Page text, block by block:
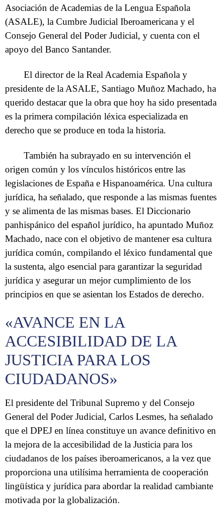
Asociación de Academias de la Lengua Española
(ASALE), la Cumbre Judicial Iberoamericana y el
Consejo General del Poder Judicial, y cuenta con el
apoyo del Banco Santander.
El director de la Real Academia Española y
presidente de la ASALE, Santiago Muñoz Machado, ha
querido destacar que la obra que hoy ha sido presentada
es la primera compilación léxica especializada en
derecho que se produce en toda la historia.
También ha subrayado en su intervención el
origen común y los vínculos históricos entre las
legislaciones de España e Hispanoamérica. Una cultura
jurídica, ha señalado, que responde a las mismas fuentes
y se alimenta de las mismas bases. El Diccionario
panhispánico del español jurídico, ha apuntado Muñoz
Machado, nace con el objetivo de mantener esa cultura
jurídica común, compilando el léxico fundamental que
la sustenta, algo esencial para garantizar la seguridad
jurídica y asegurar un mejor cumplimiento de los
principios en que se asientan los Estados de derecho.
«AVANCE EN LA
ACCESIBILIDAD DE LA
JUSTICIA PARA LOS
CIUDADANOS»
El presidente del Tribunal Supremo y del Consejo
General del Poder Judicial, Carlos Lesmes, ha señalado
que el DPEJ en línea constituye un avance definitivo en
la mejora de la accesibilidad de la Justicia para los
ciudadanos de los países iberoamericanos, a la vez que
proporciona una utilísima herramienta de cooperación
lingüística y jurídica para abordar la realidad cambiante
motivada por la globalización.